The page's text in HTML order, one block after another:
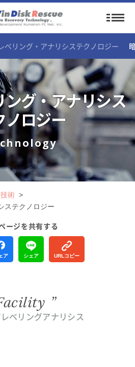
ベリング・アナリシステクノロジー
グ・アナリシス
ノロジー
術 >
ステクノロジー
ージを共有する
ア シェア URLコピー
ベリングアナリシス